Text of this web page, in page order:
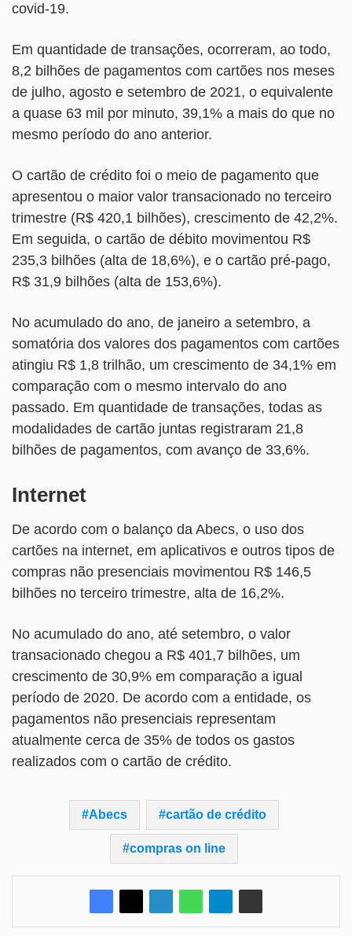
covid-19.
Em quantidade de transações, ocorreram, ao todo,
8,2 bilhões de pagamentos com cartões nos meses
de julho, agosto e setembro de 2021, o equivalente
a quase 63 mil por minuto, 39,1% a mais do que no
mesmo período do ano anterior.
O cartão de crédito foi o meio de pagamento que
apresentou o maior valor transacionado no terceiro
trimestre (R$ 420,1 bilhões), crescimento de 42,2%.
Em seguida, o cartão de débito movimentou R$
235,3 bilhões (alta de 18,6%), e o cartão pré-pago,
R$ 31,9 bilhões (alta de 153,6%).
No acumulado do ano, de janeiro a setembro, a
somatória dos valores dos pagamentos com cartões
atingiu R$ 1,8 trilhão, um crescimento de 34,1% em
comparação com o mesmo intervalo do ano
passado. Em quantidade de transações, todas as
modalidades de cartão juntas registraram 21,8
bilhões de pagamentos, com avanço de 33,6%.
Internet
De acordo com o balanço da Abecs, o uso dos
cartões na internet, em aplicativos e outros tipos de
compras não presenciais movimentou R$ 146,5
bilhões no terceiro trimestre, alta de 16,2%.
No acumulado do ano, até setembro, o valor
transacionado chegou a R$ 401,7 bilhões, um
crescimento de 30,9% em comparação a igual
período de 2020. De acordo com a entidade, os
pagamentos não presenciais representam
atualmente cerca de 35% de todos os gastos
realizados com o cartão de crédito.
Abecs cartão de crédito
compras on line